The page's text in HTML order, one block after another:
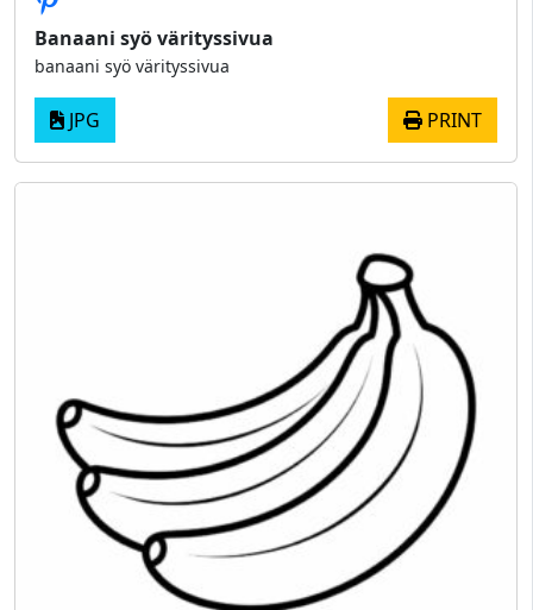
Banaani syö värityssivua
banaani syö värityssivua
JPG PRINT